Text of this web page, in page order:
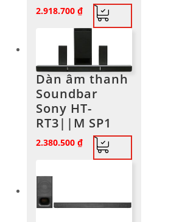
2.918.700 ₫
Dàn âm thanh
Soundbar
Sony HT-
RT3||M SP1
2.380.500 ₫